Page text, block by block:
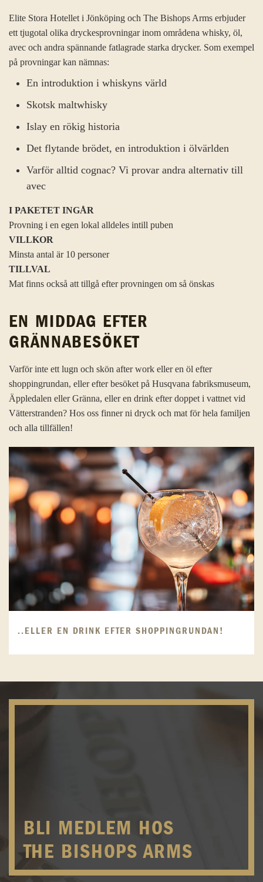
Elite Stora Hotellet i Jönköping och The Bishops Arms erbjuder
ett tjugotal olika dryckesprovningar inom områdena whisky, öl,
avec och andra spännande fatlagrade starka drycker. Som exempel
på provningar kan nämnas:
En introduktion i whiskyns värld
Skotsk maltwhisky
Islay en rökig historia
Det flytande brödet, en introduktion i ölvärlden
Varför alltid cognac? Vi provar andra alternativ till
avec
I PAKETET INGÅR
Provning i en egen lokal alldeles intill puben
VILLKOR
Minsta antal är 10 personer
TILLVAL
Mat finns också att tillgå efter provningen om så önskas
EN MIDDAG EFTER
GRÄNNABESÖKET
Varför inte ett lugn och skön after work eller en öl efter
shoppingrundan, eller efter besöket på Husqvana fabriksmuseum,
Äppledalen eller Gränna, eller en drink efter doppet i vattnet vid
Vätterstranden? Hos oss finner ni dryck och mat för hela familjen
och alla tillfällen!
..ELLER EN DRINK EFTER SHOPPINGRUNDAN!
BLI MEDLEM HOS
THE BISHOPS ARMS